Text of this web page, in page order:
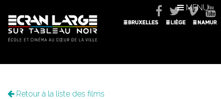
MENU
Retour à la liste des films